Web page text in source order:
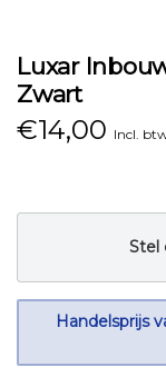
Luxar
Zwart
€14,00 Incl.
Stel
Handelsprijs